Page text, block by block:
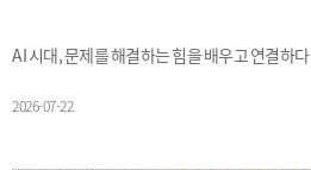
AI 시대, 문제를 해결하는 힘을 배우고 연결하다
2026-07-22